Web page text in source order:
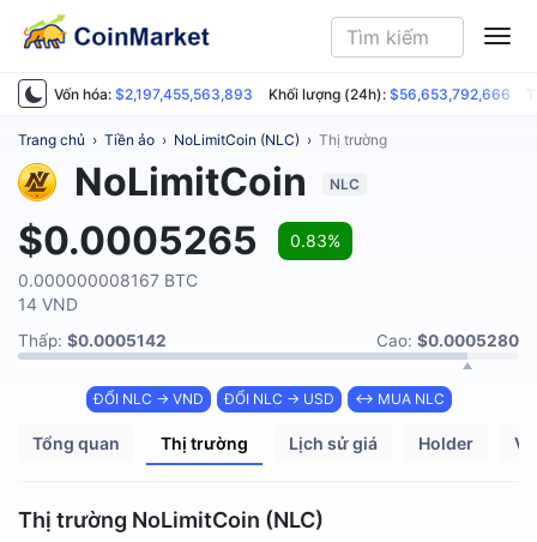
Vốn hóa: $2,197,455,563,893 Khối lượng (24h): $56,653,792,666
Trang chủ › Tiền ảo › NoLimitCoin (NLC) › Thị trường
NoLimitCoin NLC
$0.0005265
0.83%
0.000000008167 BTC
14 VND
Thấp: $0.0005142 Cao: $0.0005280
ĐỔI NLC → VND ĐỔI NLC → USD ↔ MUA NLC
Tổng quan Thị trường Lịch sử giá Holder Ví
Thị trường NoLimitCoin (NLC)